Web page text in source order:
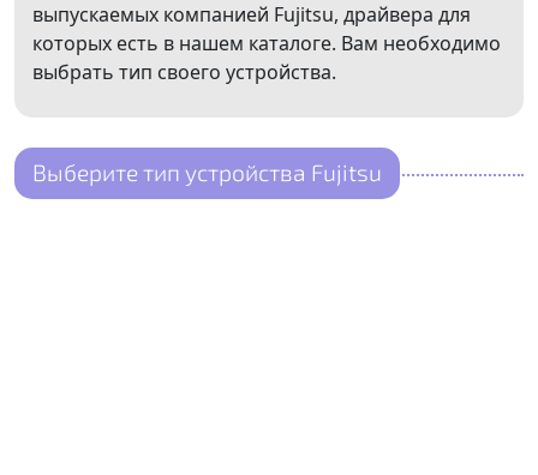
выпускаемых компанией Fujitsu, драйвера для
которых есть в нашем каталоге. Вам необходимо
выбрать тип своего устройства.
Выберите тип устройства Fujitsu